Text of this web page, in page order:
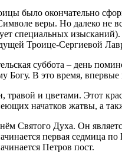
было окончательно
веры. Но далеко не
специальных
Троице-Сергиевой
суббота – день
В это время, впервые
и цветами. Этот
начатков жатвы, а
Святого Духа. Он
первая седмица
Петров пост.